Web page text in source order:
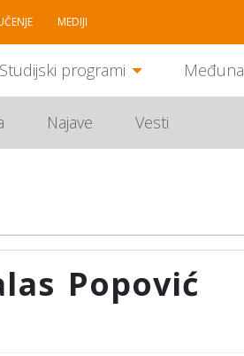
MEDIJI
Studijski programi
Najave Vesti
Popović